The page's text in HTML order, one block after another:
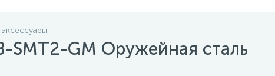
SMT2-GM Оружейная сталь